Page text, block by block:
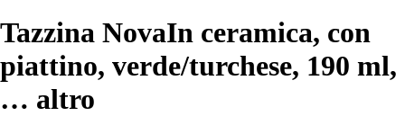
Tazzina NovaIn ceramica, con
piattino, verde/turchese, 190 ml,
… altro